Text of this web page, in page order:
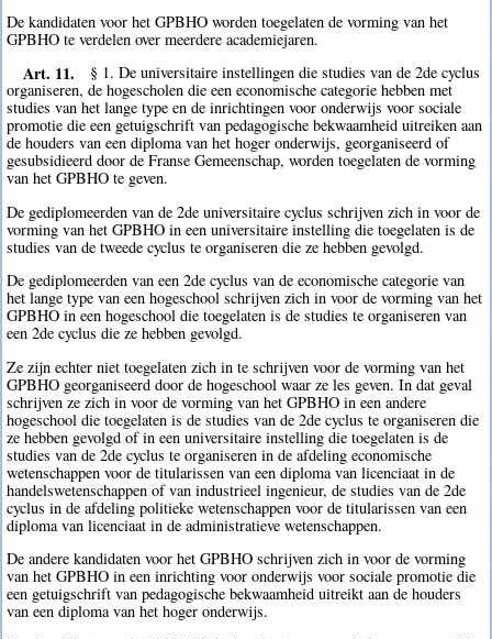
De kandidaten voor het GPBHO worden toegelaten de vorming van het
GPBHO te verdelen over meerdere academiejaren.
Art. 11.
§ 1. De universitaire instellingen die studies van de 2de cyclus
organiseren, de hogescholen die een economische categorie hebben met
studies van het lange type en de inrichtingen voor onderwijs voor sociale
promotie die een getuigschrift van pedagogische bekwaamheid uitreiken aan
de houders van een diploma van het hoger onderwijs, georganiseerd of
gesubsidieerd door de Franse Gemeenschap, worden toegelaten de vorming
van het GPBHO te geven.
De gediplomeerden van de 2de universitaire cyclus schrijven zich in voor de
vorming van het GPBHO in een universitaire instelling die toegelaten is de
studies van de tweede cyclus te organiseren die ze hebben gevolgd.
De gediplomeerden van een 2de cyclus van de economische categorie van
het lange type van een hogeschool schrijven zich in voor de vorming van het
GPBHO in een hogeschool die toegelaten is de studies te organiseren van
een 2de cyclus die ze hebben gevolgd.
Ze zijn echter niet toegelaten zich in te schrijven voor de vorming van het
GPBHO georganiseerd door de hogeschool waar ze les geven. In dat geval
schrijven ze zich in voor de vorming van het GPBHO in een andere
hogeschool die toegelaten is de studies van de 2de cyclus te organiseren die
ze hebben gevolgd of in een universitaire instelling die toegelaten is de
studies van de 2de cyclus te organiseren in de afdeling economische
wetenschappen voor de titularissen van een diploma van licenciaat in de
handelswetenschappen of van industrieel ingenieur, de studies van de 2de
cyclus in de afdeling politieke wetenschappen voor de titularissen van een
diploma van licenciaat in de administratieve wetenschappen.
De andere kandidaten voor het GPBHO schrijven zich in voor de vorming
van het GPBHO in een inrichting voor onderwijs voor sociale promotie die
een getuigschrift van pedagogische bekwaamheid uitreikt aan de houders
van een diploma van het hoger onderwijs.